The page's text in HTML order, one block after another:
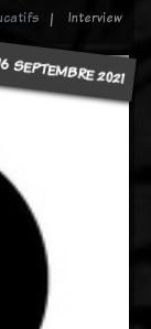
Interview
SEPTEMBRE 2021